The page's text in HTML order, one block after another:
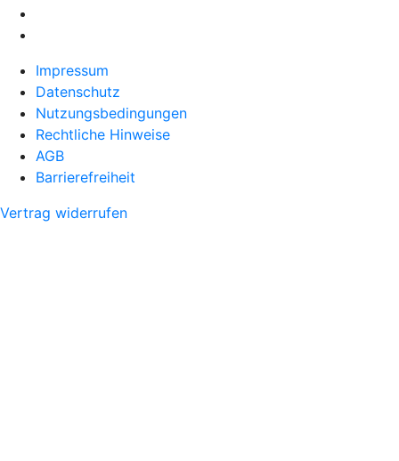
Impressum
Datenschutz
Nutzungsbedingungen
Rechtliche Hinweise
AGB
Barrierefreiheit
Vertrag widerrufen